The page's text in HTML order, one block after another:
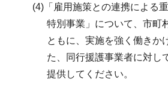
(4)「雇用施策との連携による
特別事業」について、市町
ともに、実施を強く働きか
た、同行援護事業者に対し
提供してください。